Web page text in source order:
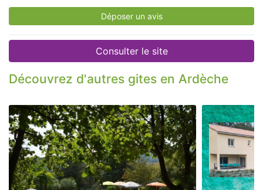
Déposer un avis
Consulter le site
Découvrez d'autres gites en Ardèche